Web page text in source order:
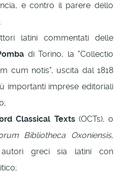
e contro il parere dello
latini commentati delle
di Torino, la "Collectio
cum notis", uscita dal 1818
importanti imprese editoriali
Classical Texts(OCTs), o
Bibliotheca Oxoniensis,
autori greci sia latini con